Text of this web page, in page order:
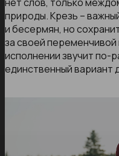
нет слов, только
природы. Крезь –
и бесермян, но
за своей
исполнении звучит по-
единственный вариант